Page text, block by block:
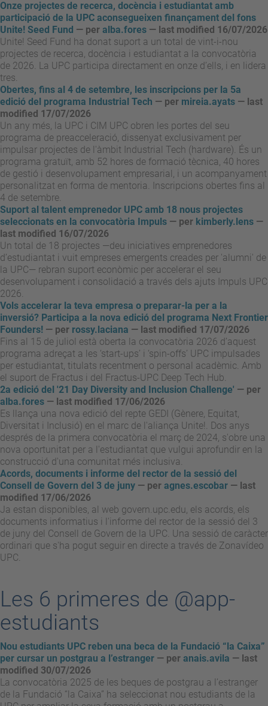
Onze projectes de recerca, docència i estudiantat amb
participació de la UPC aconsegueixen finançament del fons
Unite! Seed Fund — per alba.fores — last modified 16/07/2026
Unite! Seed Fund ha donat suport a un total de vint-i-nou
projectes de recerca, docència i estudiantat a la convocatòria
de 2026. La UPC participa directament en onze d’ells, i en lidera
tres.
Obertes, fins al 4 de setembre, les inscripcions per la 5a
edició del programa Industrial Tech — per mireia.ayats — last
modified 17/07/2026
Un any més, la UPC i CIM UPC obren les portes del seu
programa de preacceleració, dissenyat exclusivament per
impulsar projectes de l'àmbit Industrial Tech (hardware). És un
programa gratuït, amb 52 hores de formació tècnica, 40 hores
de gestió i desenvolupament empresarial, i un acompanyament
personalitzat en forma de mentoria. Inscripcions obertes fins al
4 de setembre.
Suport al talent emprenedor UPC amb 18 nous projectes
seleccionats en la convocatòria Impuls — per kimberly.lens —
last modified 16/07/2026
Un total de 18 projectes —deu iniciatives emprenedores
d’estudiantat i vuit empreses emergents creades per 'alumni' de
la UPC— rebran suport econòmic per accelerar el seu
desenvolupament i consolidació a través dels ajuts Impuls UPC
2026.
Vols accelerar la teva empresa o preparar-la per a la
inversió? Participa a la nova edició del programa Next Frontier
Founders! — per rossy.laciana — last modified 17/07/2026
Fins al 15 de juliol està oberta la convocatòria 2026 d’aquest
programa adreçat a les ‘start-ups’ i ‘spin-offs’ UPC impulsades
per estudiantat, titulats recentment o personal acadèmic. Amb
el suport de Fractus i del Fractus-UPC Deep Tech Hub.
2a edició del '21 Day Diversity and Inclusion Challenge' — per
alba.fores — last modified 17/06/2026
Es llança una nova edició del repte GEDI (Gènere, Equitat,
Diversitat i Inclusió) en el marc de l'aliança Unite!. Dos anys
després de la primera convocatòria el març de 2024, s'obre una
nova oportunitat per a l'estudiantat que vulgui aprofundir en la
construcció d'una comunitat més inclusiva.
Acords, documents i informe del rector de la sessió del
Consell de Govern del 3 de juny — per agnes.escobar — last
modified 17/06/2026
Ja estan disponibles, al web govern.upc.edu, els acords, els
documents informatius i l'informe del rector de la sessió del 3
de juny del Consell de Govern de la UPC. Una sessió de caràcter
ordinari que s'ha pogut seguir en directe a través de Zonavídeo
UPC.
Les 6 primeres de @app-
estudiants
Nou estudiants UPC reben una beca de la Fundació “la Caixa”
per cursar un postgrau a l’estranger — per anais.avila — last
modified 30/07/2026
La convocatòria 2025 de les beques de postgrau a l’estranger
de la Fundació “la Caixa” ha seleccionat nou estudiants de la